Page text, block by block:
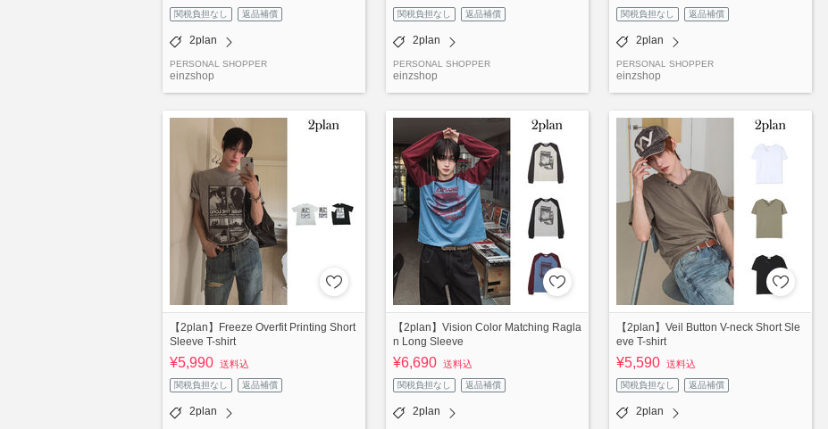
関税負担なし 返品補償
2plan
PERSONAL SHOPPER
einzshop
関税負担なし 返品補償
2plan
PERSONAL SHOPPER
einzshop
関税負担なし 返品補償
2plan
PERSONAL SHOPPER
einzshop
【2plan】Freeze Overfit Printing Short
Sleeve T-shirt
¥5,990 送料込
関税負担なし 返品補償
2plan
【2plan】Vision Color Matching Ragla
n Long Sleeve
¥6,690 送料込
関税負担なし 返品補償
2plan
【2plan】Veil Button V-neck Short Sle
eve T-shirt
¥5,590 送料込
関税負担なし 返品補償
2plan